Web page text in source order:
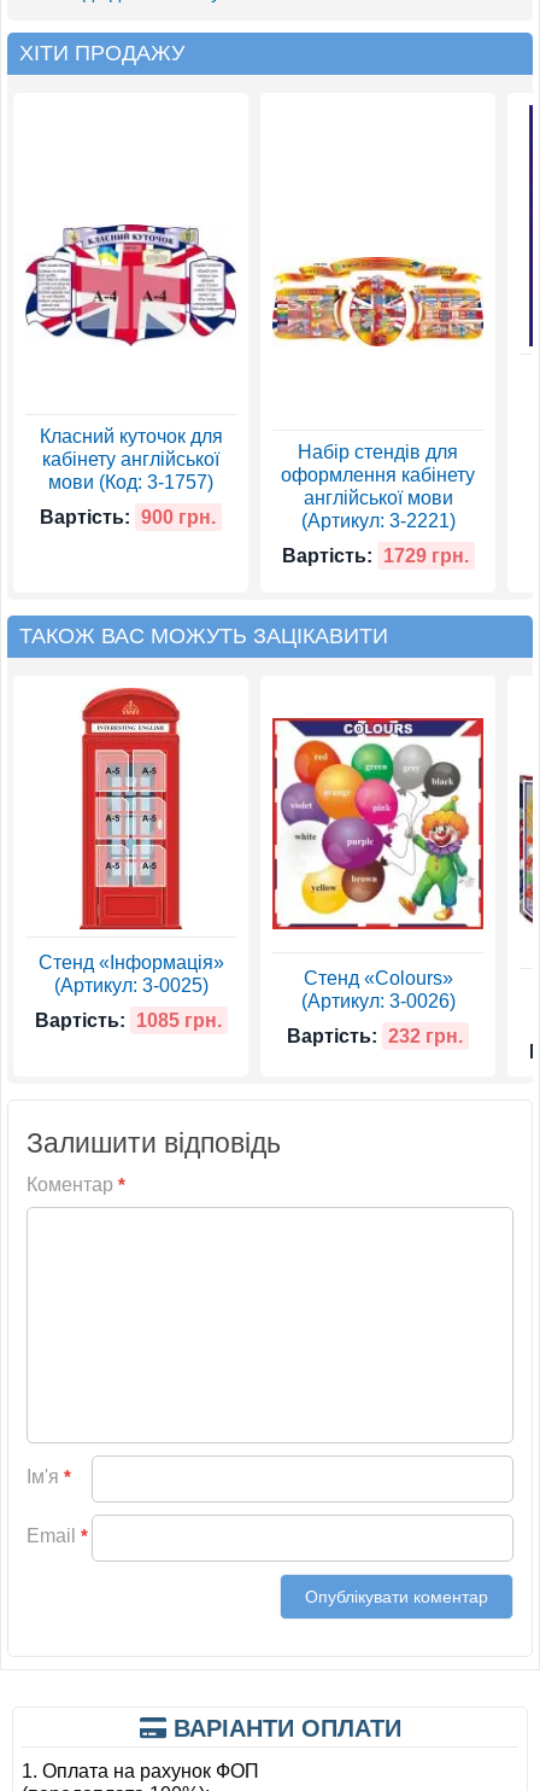
ХІТИ ПРОДАЖУ
Класний куточок для
кабінету англійської
мови (Код: 3-1757)
Вартість: 900 грн.
Набір стендів для
оформлення кабінету
англійської мови
(Артикул: 3-2221)
Вартість:
1729 грн.
ТАКОЖ ВАС МОЖУТЬ ЗАЦІКАВИТИ
Стенд «Інформація»
(Артикул: 3-0025)
Вартість:
1085 грн.
Стенд «Colours»
(Артикул: 3-0026)
Вартість: 232 грн.
Залишити відповідь
Коментар *
Ім'я *
Email *
ВАРІАНТИ ОПЛАТИ
1. Оплата на рахунок ФОП